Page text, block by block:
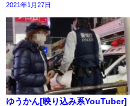
2021年1月27日
ゆうかん[映り込み系YouTuber]